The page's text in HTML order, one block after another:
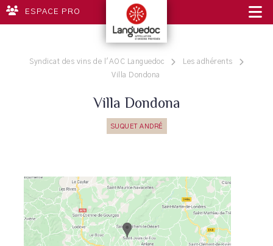
ESPACE PRO
Syndicat des vins de l'AOC Languedoc
Les adhérents
Villa Dondona
Villa Dondona
SUQUET ANDRÉ